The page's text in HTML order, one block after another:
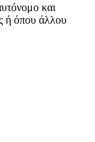
και
ή όπου άλλου